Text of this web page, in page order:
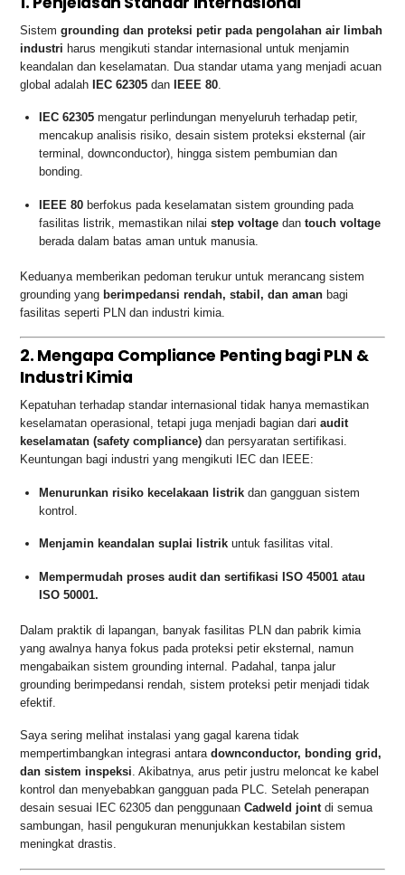
Sistemgrounding dan proteksi petir pada pengolahan air limbah
industri harus mengikuti standar internasional untuk menjamin
keandalan dan keselamatan. Dua standar utama yang menjadi acuan
global adalahIEC 62305 danIEEE 80
IEC 62305 mengatur perlindungan menyeluruh terhadap petir,
mencakup analisis risiko, desain sistem proteksi eksternal (air
terminal, downconductor), hingga sistem pembumian dan
bonding.
IEEE 80 berfokus pada keselamatan sistem grounding pada
fasilitas listrik, memastikan nilaistep voltage dantouch voltage
berada dalam batas aman untuk manusia.
Keduanya memberikan pedoman terukur untuk merancang sistem
grounding yang berimpedansi rendah, stabil, dan aman bagi
fasilitas seperti PLN dan industri kimia.
2. Mengapa Compliance Penting bagi PLN &
Industri Kimia
Kepatuhan terhadap standar internasional tidak hanya memastikan
keselamatan operasional, tetapi juga menjadi bagian dariaudit
keselamatan (safety compliance) dan persyaratan sertifikasi.
Keuntungan bagi industri yang mengikuti IEC dan IEEE:
Menurunkan risiko kecelakaan listrik dan gangguan sistem
kontrol.
Menjamin keandalan suplai listrik untuk fasilitas vital.
Mempermudah proses audit dan sertifikasi ISO 45001 atau
ISO 50001.
Dalam praktik di lapangan, banyak fasilitas PLN dan pabrik kimia
yang awalnya hanya fokus pada proteksi petir eksternal, namun
mengabaikan sistem grounding internal. Padahal, tanpa jalur
grounding berimpedansi rendah, sistem proteksi petir menjadi tidak
efektif.
Saya sering melihat instalasi yang gagal karena tidak
mempertimbangkan integrasi antaradownconductor, bonding grid,
dan sistem inspeksi. Akibatnya, arus petir justru meloncat ke kabel
kontrol dan menyebabkan gangguan pada PLC. Setelah penerapan
desain sesuai IEC 62305 dan penggunaanCadweld jointdi semua
sambungan, hasil pengukuran menunjukkan kestabilan sistem
meningkat drastis.